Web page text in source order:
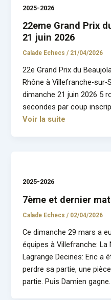
2025-2026
22eme Grand Prix
21 juin 2026
Calade Echecs/ 21/04/2026
22e Grand Prix du
Rhône à Villefranche-sur-
dimanche 21 juin 2026 5
secondes par coup
Voir la suite
2025-2026
7ème et dernier
Calade Echecs/ 02/04/2026
Ce dimanche 29 mars a
équipes à Villefranche:
Lagrange Decines: Eric a
perdre sa partie, une
partie. Puis Damien